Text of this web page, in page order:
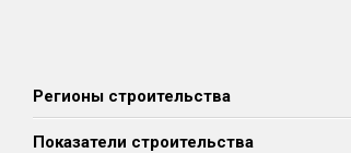
Регионы строительства
Показатели строительства
Сдано в 2018
Сдано в 2019